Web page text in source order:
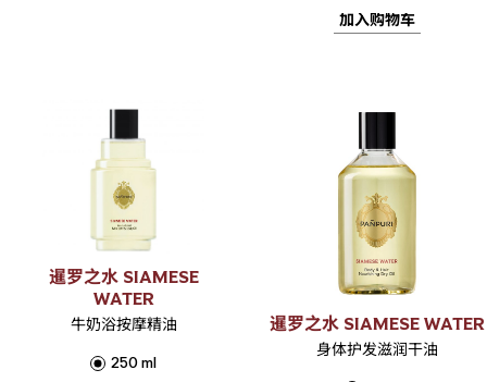
加入购物车
暹罗之水 SIAMESE
WATER
牛奶浴按摩精油
250 ml
暹罗之水 SIAMESE WATER
身体护发滋润干油